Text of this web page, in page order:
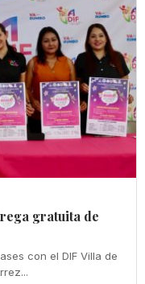
gratuita de
con el DIF Villa de